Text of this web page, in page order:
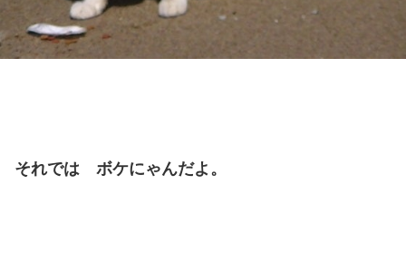
それでは ボケにゃんだよ。